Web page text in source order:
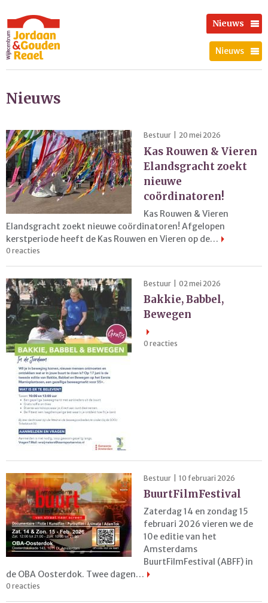
Nieuws
Nieuws
Bestuur | 20 mei 2026
Kas Rouwen & Vieren
Elandsgracht zoekt
nieuwe
coördinatoren!
Kas Rouwen & Vieren
Elandsgracht zoekt nieuwe coördinatoren! Afgelopen
kerstperiode heeft de Kas Rouwen en Vieren op de…
0 reacties
Bestuur | 02 mei 2026
Bakkie, Babbel,
Bewegen
0 reacties
Bestuur | 10 februari 2026
BuurtFilmFestival
Zaterdag 14 en zondag 15
februari 2026 vieren we de
10e editie van het
Amsterdams
BuurtFilmFestival (ABFF) in
de OBA Oosterdok. Twee dagen…
0 reacties
Nieuws